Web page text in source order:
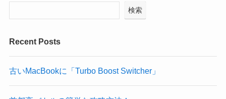
検索
Recent Posts
古いMacBookに「Turbo Boost Switcher」